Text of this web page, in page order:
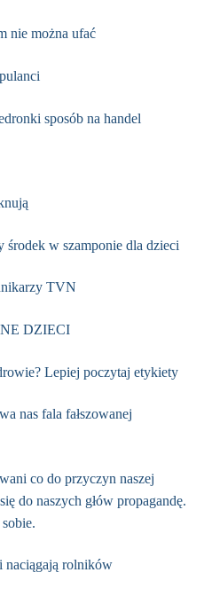
nie można ufać
sposób na handel
w szamponie dla dzieci
TVN
DZIECI
Lepiej poczytaj etykiety
nas fala fałszowanej
co do przyczyn naszej
do naszych głów propagandę.
naciągają rolników